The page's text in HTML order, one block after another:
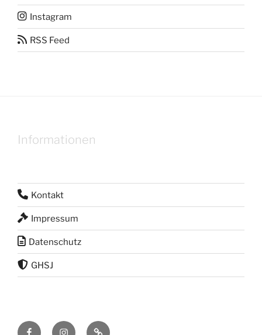
Instagram
RSS Feed
Informationen
Kontakt
Impressum
Datenschutz
GHSJ